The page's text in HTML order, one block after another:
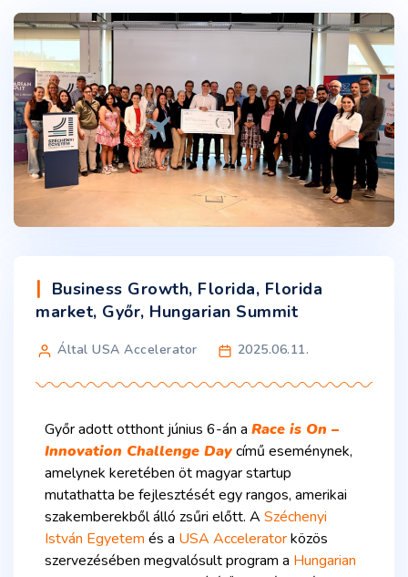
Business Growth, Florida, Florida
market, Győr, Hungarian Summit
Által USA Accelerator 2025.06.11.
Győr adott otthont június 6-án a Race is On –
Innovation Challenge Daycímű eseménynek,
amelynek keretében öt magyar startup
mutathatta be fejlesztését egy rangos, amerikai
szakemberekből álló zsűri előtt. A Széchenyi
István Egyetem és a USA Acceleratorközös
szervezésében megvalósult program a Hungarian